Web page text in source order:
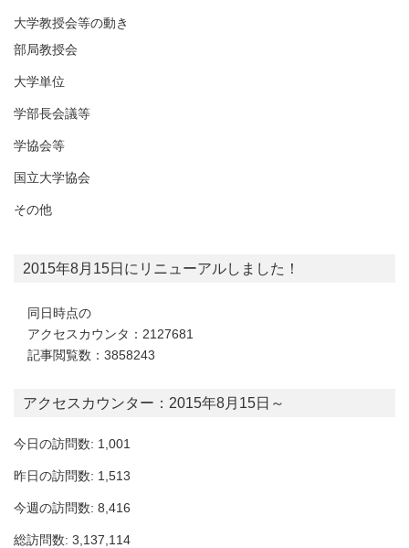
大学教授会等の動き
部局教授会
大学単位
学部長会議等
学協会等
国立大学協会
その他
2015年8月15日にリニューアルしました！
同日時点の
アクセスカウンタ：2127681
記事閲覧数：3858243
アクセスカウンター：2015年8月15日～
今日の訪問数: 1,001
昨日の訪問数: 1,513
今週の訪問数: 8,416
総訪問数: 3,137,114